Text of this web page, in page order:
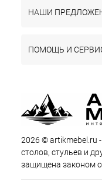
НАШИ
ПОМОЩЬ И
2026 © artikmebel.ru
столов, стульев и
защищена законом